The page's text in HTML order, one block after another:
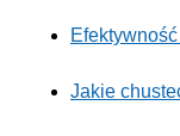
Jakie